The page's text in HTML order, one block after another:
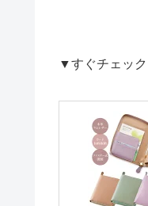
▼すぐチェッ